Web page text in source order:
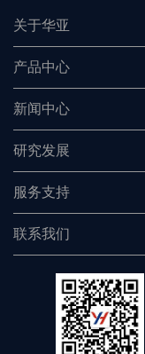
关于华亚
产品中心
新闻中心
研究发展
服务支持
联系我们